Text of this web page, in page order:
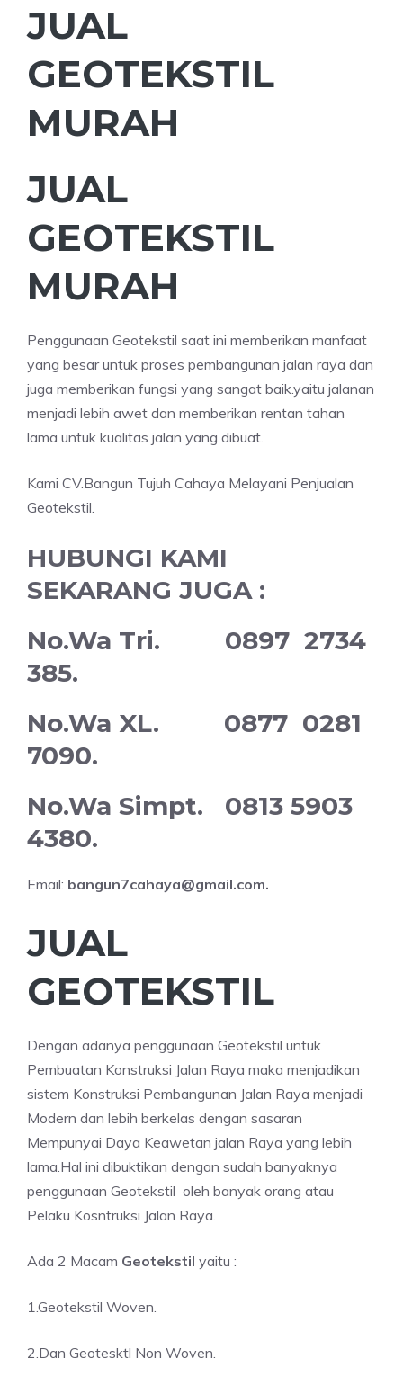
JUAL
GEOTEKSTIL
MURAH
JUAL
GEOTEKSTIL
MURAH
Penggunaan Geotekstil saat ini memberikan manfaat
yang besar untuk proses pembangunan jalan raya dan
juga memberikan fungsi yang sangat baik.yaitu jalanan
menjadi lebih awet dan memberikan rentan tahan
lama untuk kualitas jalan yang dibuat.
Kami CV.Bangun Tujuh Cahaya Melayani Penjualan
Geotekstil.
HUBUNGI KAMI
SEKARANG JUGA :
No.Wa Tri. 0897 2734
385.
No.Wa XL. 0877 0281
7090.
No.Wa Simpt. 0813 5903
4380.
Email: bangun7cahaya@gmail.com.
JUAL
GEOTEKSTIL
Dengan adanya penggunaan Geotekstil untuk
Pembuatan Konstruksi Jalan Raya maka menjadikan
sistem Konstruksi Pembangunan Jalan Raya menjadi
Modern dan lebih berkelas dengan sasaran
Mempunyai Daya Keawetan jalan Raya yang lebih
lama.Hal ini dibuktikan dengan sudah banyaknya
penggunaan Geotekstil oleh banyak orang atau
Pelaku Kosntruksi Jalan Raya.
Ada 2 Macam Geotekstil yaitu :
1.Geotekstil Woven.
2.Dan Geotesktl Non Woven.